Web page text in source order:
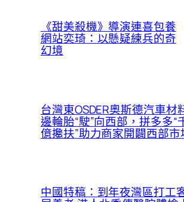
《甜美殺機》導演連喜包養
網站奕琦：以懸疑練兵的奇
幻境
台灣東OSDER奧斯德汽車材
邊輪胎“駛”向西部，拼多多“
億攙扶”助力商家開闢西部市
中國特稿：到年夜灣區打工